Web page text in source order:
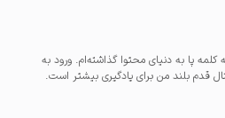
کلمه پا به دنیای محتوا گذاشته‌ام. ورود به
قدم بلند من برای یادگیری بیشتر است.